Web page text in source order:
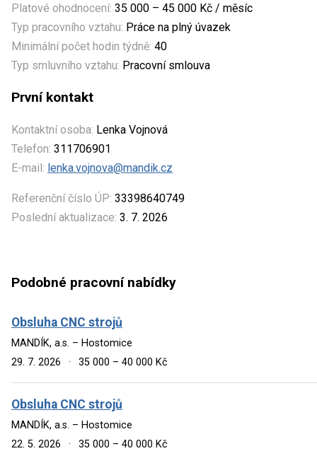
Platové ohodnocení: 35 000 – 45 000 Kč / měsíc
Typ pracovního vztahu: Práce na plný úvazek
Minimální počet hodin týdně: 40
Typ smluvního vztahu: Pracovní smlouva
První kontakt
Kontaktní osoba: Lenka Vojnová
Telefon: 311706901
E-mail: lenka.vojnova@mandik.cz
Referenční číslo ÚP: 33398640749
Poslední aktualizace: 3. 7. 2026
Podobné pracovní nabídky
Obsluha CNC strojů
MANDÍK, a.s. – Hostomice
29. 7. 2026
· 35 000 – 40 000 Kč
Obsluha CNC strojů
MANDÍK, a.s. – Hostomice
22. 5. 2026
· 35 000 – 40 000 Kč